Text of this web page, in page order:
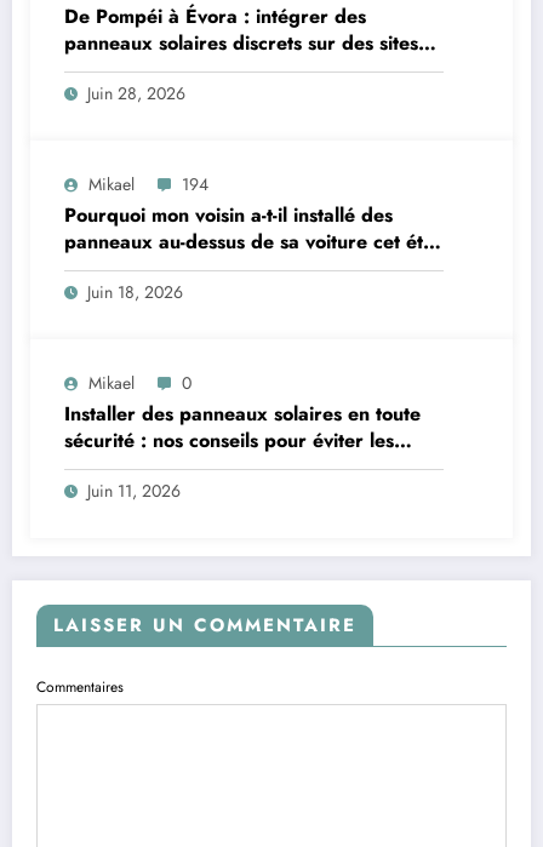
De Pompéi à Évora : intégrer des
panneaux solaires discrets sur des sites
classés au patrimoine
Juin 28, 2026
Mikael 194
Pourquoi mon voisin a-t-il installé des
panneaux au-dessus de sa voiture cet été
? Un mystère à éclaircir !
Juin 18, 2026
Mikael 0
Installer des panneaux solaires en toute
sécurité : nos conseils pour éviter les
pièges
Juin 11, 2026
LAISSER UN COMMENTAIRE
Commentaires